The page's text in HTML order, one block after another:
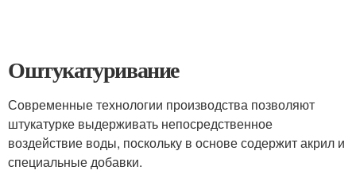
Оштукатуривание
Современные технологии производства позволяют
штукатурке выдерживать непосредственное
воздействие воды, поскольку в основе содержит акрил и
специальные добавки.